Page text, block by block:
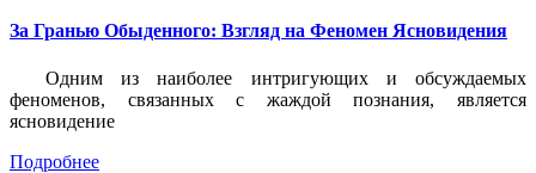
За Гранью Обыденного: Взгляд на Феномен Ясновидения
Одним из наиболее интригующих и обсуждаемых
феноменов, связанных с жаждой познания, является
ясновидение
Подробнее